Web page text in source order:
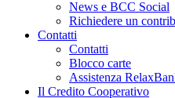
News e BCC Social
Richiedere un
Contatti
Contatti
Blocco carte
Assistenza
Il Credito Cooperativo